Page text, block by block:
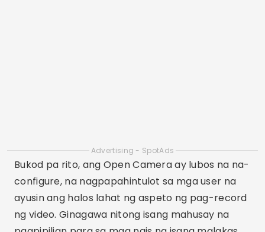
mga format tulad ng HEVC at MP4. Pangalawa,
nag-aalok ang app ng mga detalyadong manu-
manong kontrol, na nagpapahintulot sa mga
user na ayusin ang pagkakalantad, bilis ng
shutter, at ISO.